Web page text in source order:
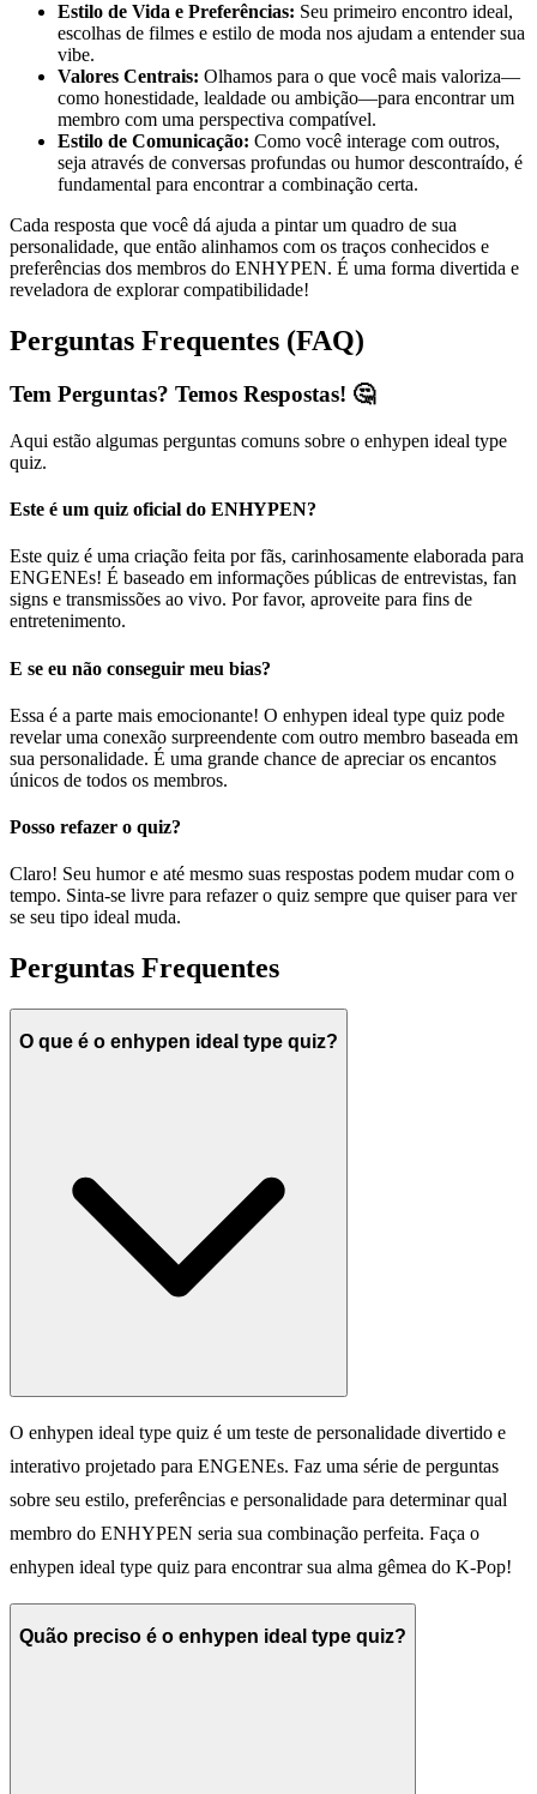
Estilo de Vida e Preferências: Seu primeiro encontro ideal,
escolhas de filmes e estilo de moda nos ajudam a entender sua
vibe.
Valores Centrais: Olhamos para o que você mais valoriza—
como honestidade, lealdade ou ambição—para encontrar um
membro com uma perspectiva compatível.
Estilo de Comunicação: Como você interage com outros,
seja através de conversas profundas ou humor descontraído, é
fundamental para encontrar a combinação certa.
Cada resposta que você dá ajuda a pintar um quadro de sua
personalidade, que então alinhamos com os traços conhecidos e
preferências dos membros do ENHYPEN. É uma forma divertida e
reveladora de explorar compatibilidade!
Perguntas Frequentes (FAQ)
Tem Perguntas? Temos Respostas! 🤔
Aqui estão algumas perguntas comuns sobre o enhypen ideal type
quiz.
Este é um quiz oficial do ENHYPEN?
Este quiz é uma criação feita por fãs, carinhosamente elaborada para
ENGENEs! É baseado em informações públicas de entrevistas, fan
signs e transmissões ao vivo. Por favor, aproveite para fins de
entretenimento.
E se eu não conseguir meu bias?
Essa é a parte mais emocionante! O enhypen ideal type quiz pode
revelar uma conexão surpreendente com outro membro baseada em
sua personalidade. É uma grande chance de apreciar os encantos
únicos de todos os membros.
Posso refazer o quiz?
Claro! Seu humor e até mesmo suas respostas podem mudar com o
tempo. Sinta-se livre para refazer o quiz sempre que quiser para ver
se seu tipo ideal muda.
Perguntas Frequentes
O que é o enhypen ideal type quiz?
O enhypen ideal type quiz é um teste de personalidade divertido e
interativo projetado para ENGENEs. Faz uma série de perguntas
sobre seu estilo, preferências e personalidade para determinar qual
membro do ENHYPEN seria sua combinação perfeita. Faça o
enhypen ideal type quiz para encontrar sua alma gêmea do K-Pop!
Quão preciso é o enhypen ideal type quiz?